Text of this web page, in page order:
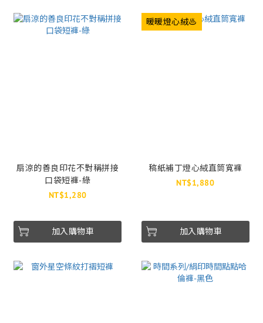
扇涼的善良印花不對稱拼接
口袋短褲-綠
NT$1,280
加入購物車
暖暖燈心絨♨️
稿紙補丁燈心絨直筒寬褲
NT$1,880
加入購物車